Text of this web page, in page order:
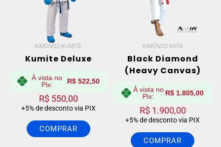
KIMONOS KUMITE
Kumite Deluxe
À vista no
Pix:
R$522,50
R$550,00
+5% de desconto via PIX
COMPRAR
KIMONOS KATA
Black Diamond
(Heavy Canvas)
À vista no
Pix:
R$ 1.805,00
R$1.900,00
+5% de desconto via PIX
COMPRAR